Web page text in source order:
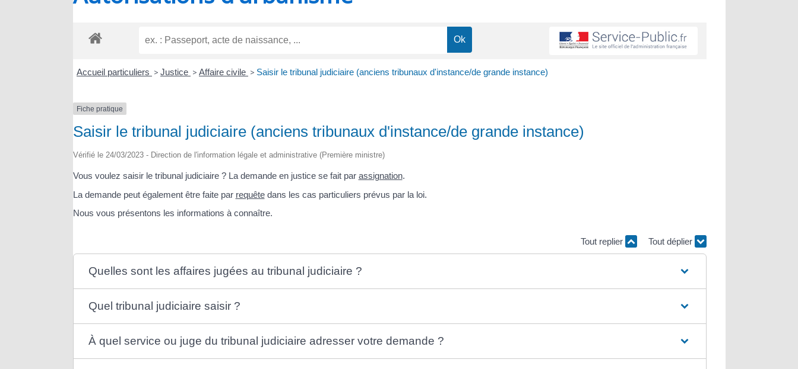
Accueil particuliers > Justice > Affaire civile > Saisir le tribunal judiciaire (anciens tribunaux d'instance/de grande instance)
Fiche pratique
Saisir le tribunal judiciaire (anciens tribunaux d'instance/de grande instance)
Vérifié le 24/03/2023 - Direction de l'information légale et administrative (Première ministre)
Vous voulez saisir le tribunal judiciaire ? La demande en justice se fait par assignation.
La demande peut également être faite par requêtedans les cas particuliers prévus par la loi.
Nous vous présentons les informations à connaître.
Tout replier Tout déplier
Quelles sont les affaires jugées au tribunal judiciaire ?
Quel tribunal judiciaire saisir ?
À quel service ou juge du tribunal judiciaire adresser votre demande ?